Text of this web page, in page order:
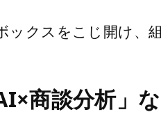
クスをこじ開け、
商談分析」